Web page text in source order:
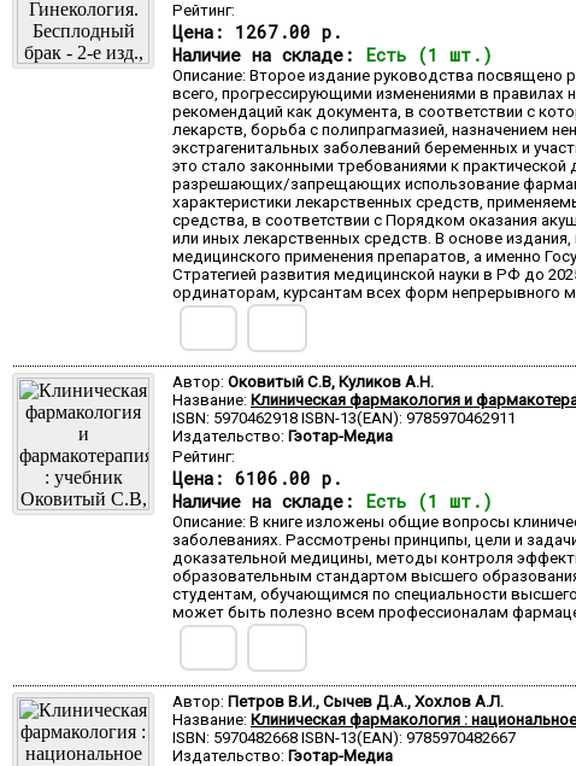
Рейтинг:
Цена: 1267.00 р.
Наличие на складе: Есть (1 шт.)
Описание: Второе издание руководства
всего, прогрессирующими изменениями в правилах
рекомендаций как документа, в соответствии с
лекарств, борьба с полипрагмазией, назначением
экстрагенитальных заболеваний беременных и
это стало законными требованиями к
разрешающих/запрещающих использование
характеристики лекарственных средств,
средства, в соответствии с Порядком оказания
или иных лекарственных средств. В основе
медицинского применения препаратов, а именно
Стратегией развития медицинской науки в РФ до
ординаторам, курсантам всех форм непрерывного
Автор: Оковитый С.В, Куликов А.Н.
Название: Клиническая фармакология и
ISBN: 5970462918 ISBN-13(EAN): 9785970462911
Издательство: Гэотар-Медиа
Рейтинг:
Цена: 6106.00 р.
Наличие на складе: Есть (1 шт.)
Описание: В книге изложены общие вопросы
заболеваниях. Рассмотрены принципы, цели и
доказательной медицины, методы контроля
образовательным стандартом высшего
студентам, обучающимся по специальности
может быть полезно всем профессионалам
Автор: Петров В.И., Сычев Д.А., Хохлов А.Л.
Название: Клиническая фармакология :
ISBN: 5970482668 ISBN-13(EAN): 9785970482667
Издательство: Гэотар-Медиа